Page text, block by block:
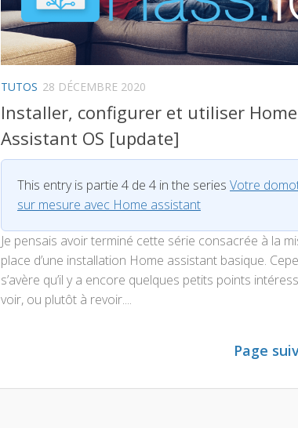
TUTOS 28 DÉCEMBRE 2020
Installer, configurer et utiliser Home
Assistant OS [update]
This entry is partie 4 de 4 in the series Votre
sur mesure avec Home assistant
Je pensais avoir terminé cette série consacrée à la
place d’une installation Home assistant basique.
s’avère qu’il y a encore quelques petits points
voir, ou plutôt à revoir....
Page